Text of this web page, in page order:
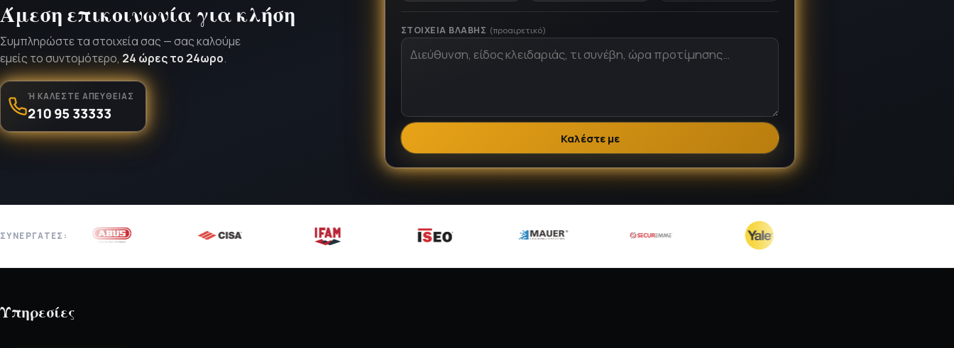
Άμεση επικοινωνία για κλήση
Συμπληρώστε τα στοιχεία σας — σας καλούμε
εμείς το συντομότερο, 24 ώρες το 24ωρο.
Ή ΚΑΛΈΣΤΕ ΑΠΕΥΘΕΊΑΣ
210 95 33333
ΣΤΟΙΧΕΊΑ ΒΛΆΒΗΣ (προαιρετικό)
Καλέστε με
ΣΥΝΕΡΓΆΤΕΣ:
Υπηρεσίες